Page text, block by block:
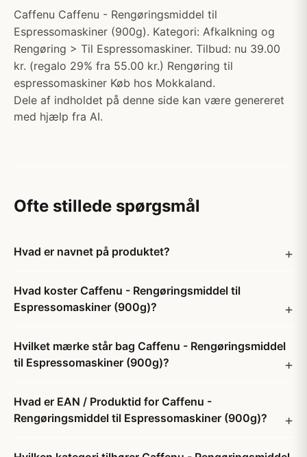
Caffenu Caffenu - Rengøringsmiddel til
Espressomaskiner (900g). Kategori: Afkalkning og
Rengøring > Til Espressomaskiner. Tilbud: nu 39.00
kr. (regalo 29% fra 55.00 kr.) Rengøring til
espressomaskiner Køb hos Mokkaland.
Dele af indholdet på denne side kan være genereret
med hjælp fra AI.
Ofte stillede spørgsmål
Hvad er navnet på produktet?
Hvad koster Caffenu - Rengøringsmiddel til
Espressomaskiner (900g)?
Hvilket mærke står bag Caffenu - Rengøringsmiddel
til Espressomaskiner (900g)?
Hvad er EAN / Produktid for Caffenu -
Rengøringsmiddel til Espressomaskiner (900g)?